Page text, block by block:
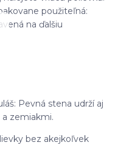
použiteľná:
na ďalšiu
Pevná stena udrží aj
zemiakmi.
bez akejkoľvek